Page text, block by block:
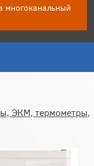
многоканальный
ЭКМ, термометры,